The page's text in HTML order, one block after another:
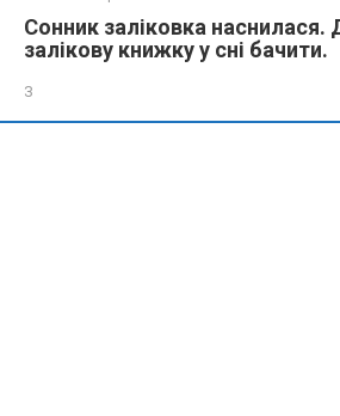
Сонник заліковка наснилася.
залікову книжку у сні бачити.
З